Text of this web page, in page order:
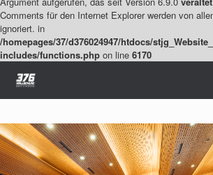
Comments für den Internet Explorer werden von
ignoriert. in
/homepages/37/d376024947/htdocs/
includes/functions.php on line 6170
Inhalt